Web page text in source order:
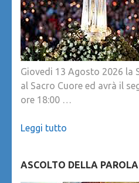
Giovedi 13 Agosto 2026 la
al Sacro Cuore ed avrà il
ore 18:00 …
Leggi tutto
ASCOLTO DELLA PAROLA